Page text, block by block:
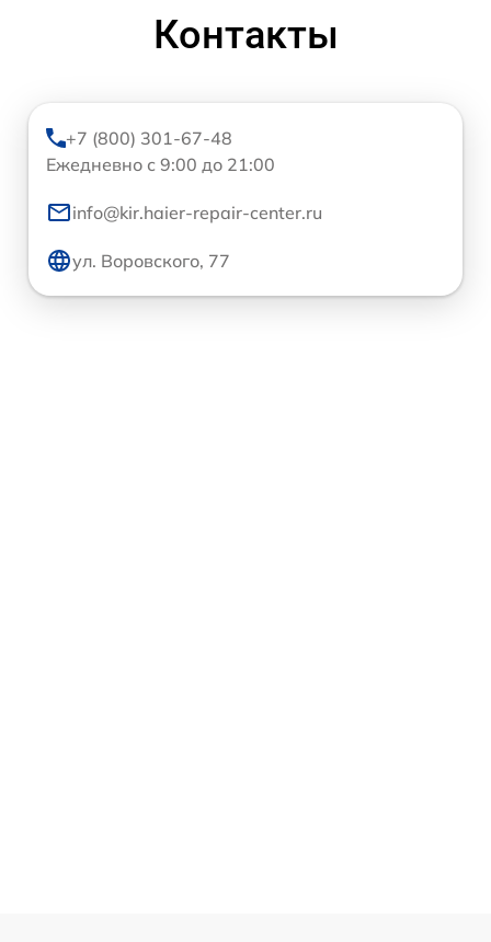
Контакты
+7 (800) 301-67-48
Ежедневно с 9:00 до 21:00
info@kir.haier-repair-center.ru
ул. Воровского, 77